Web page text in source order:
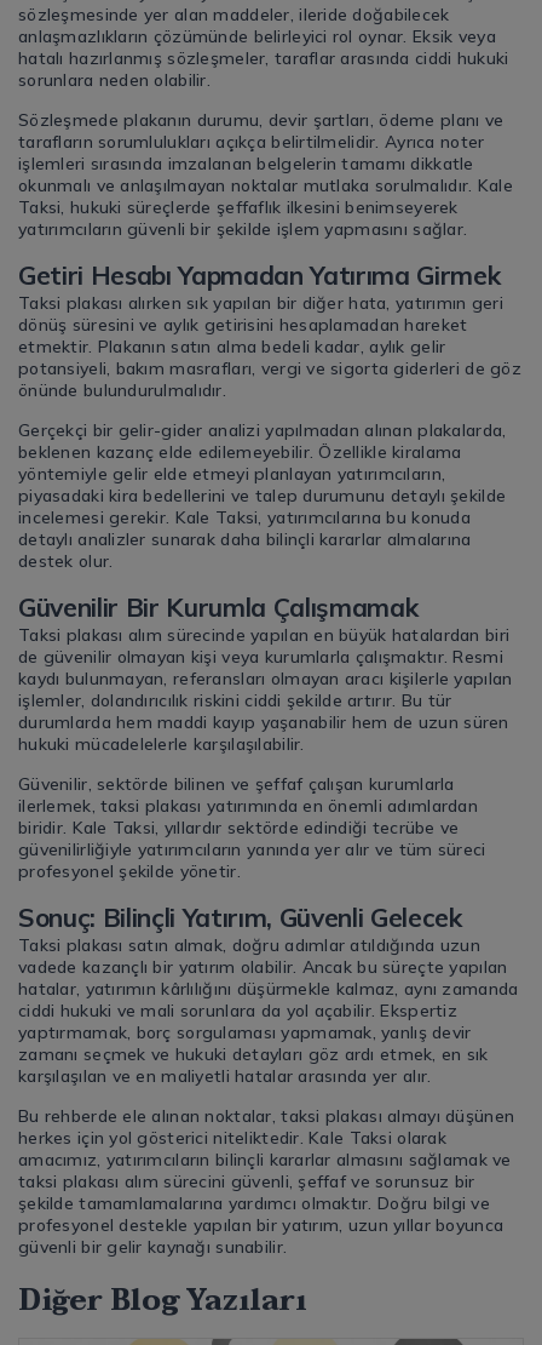
sözleşmesinde yer alan maddeler, ileride doğabilecek
anlaşmazlıkların çözümünde belirleyici rol oynar. Eksik veya
hatalı hazırlanmış sözleşmeler, taraflar arasında ciddi hukuki
sorunlara neden olabilir.
Sözleşmede plakanın durumu, devir şartları, ödeme planı ve
tarafların sorumlulukları açıkça belirtilmelidir. Ayrıca noter
işlemleri sırasında imzalanan belgelerin tamamı dikkatle
okunmalı ve anlaşılmayan noktalar mutlaka sorulmalıdır. Kale
Taksi, hukuki süreçlerde şeffaflık ilkesini benimseyerek
yatırımcıların güvenli bir şekilde işlem yapmasını sağlar.
Getiri Hesabı Yapmadan Yatırıma Girmek
Taksi plakası alırken sık yapılan bir diğer hata, yatırımın geri
dönüş süresini ve aylık getirisini hesaplamadan hareket
etmektir. Plakanın satın alma bedeli kadar, aylık gelir
potansiyeli, bakım masrafları, vergi ve sigorta giderleri de göz
önünde bulundurulmalıdır.
Gerçekçi bir gelir-gider analizi yapılmadan alınan plakalarda,
beklenen kazanç elde edilemeyebilir. Özellikle kiralama
yöntemiyle gelir elde etmeyi planlayan yatırımcıların,
piyasadaki kira bedellerini ve talep durumunu detaylı şekilde
incelemesi gerekir. Kale Taksi, yatırımcılarına bu konuda
detaylı analizler sunarak daha bilinçli kararlar almalarına
destek olur.
Güvenilir Bir Kurumla Çalışmamak
Taksi plakası alım sürecinde yapılan en büyük hatalardan biri
de güvenilir olmayan kişi veya kurumlarla çalışmaktır. Resmi
kaydı bulunmayan, referansları olmayan aracı kişilerle yapılan
işlemler, dolandırıcılık riskini ciddi şekilde artırır. Bu tür
durumlarda hem maddi kayıp yaşanabilir hem de uzun süren
hukuki mücadelelerle karşılaşılabilir.
Güvenilir, sektörde bilinen ve şeffaf çalışan kurumlarla
ilerlemek, taksi plakası yatırımında en önemli adımlardan
biridir. Kale Taksi, yıllardır sektörde edindiği tecrübe ve
güvenilirliğiyle yatırımcıların yanında yer alır ve tüm süreci
profesyonel şekilde yönetir.
Sonuç: Bilinçli Yatırım, Güvenli Gelecek
Taksi plakası satın almak, doğru adımlar atıldığında uzun
vadede kazançlı bir yatırım olabilir. Ancak bu süreçte yapılan
hatalar, yatırımın kârlılığını düşürmekle kalmaz, aynı zamanda
ciddi hukuki ve mali sorunlara da yol açabilir. Ekspertiz
yaptırmamak, borç sorgulaması yapmamak, yanlış devir
zamanı seçmek ve hukuki detayları göz ardı etmek, en sık
karşılaşılan ve en maliyetli hatalar arasında yer alır.
Bu rehberde ele alınan noktalar, taksi plakası almayı düşünen
herkes için yol gösterici niteliktedir. Kale Taksi olarak
amacımız, yatırımcıların bilinçli kararlar almasını sağlamak ve
taksi plakası alım sürecini güvenli, şeffaf ve sorunsuz bir
şekilde tamamlamalarına yardımcı olmaktır. Doğru bilgi ve
profesyonel destekle yapılan bir yatırım, uzun yıllar boyunca
güvenli bir gelir kaynağı sunabilir.
Diğer Blog Yazıları